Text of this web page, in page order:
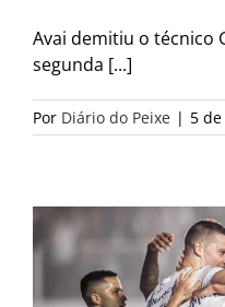
Avai demitiu o técnico
segunda [...]
Por Diário do Peixe | 5